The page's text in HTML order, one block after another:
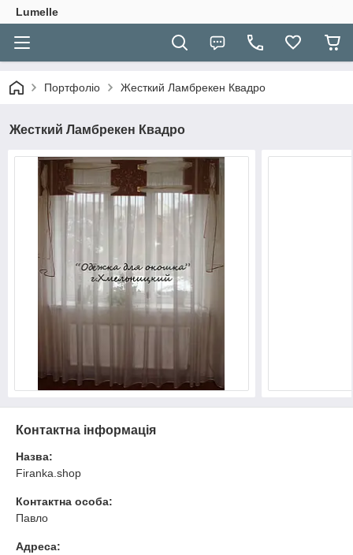
Lumelle
Портфоліо Жесткий Ламбрекен Квадро
Жесткий Ламбрекен Квадро
Контактна інформація
Назва:
Firanka.shop
Контактна особа:
Павло
Адреса: